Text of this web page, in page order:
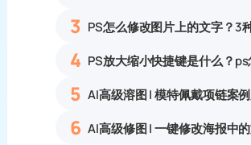
3
4
5
6